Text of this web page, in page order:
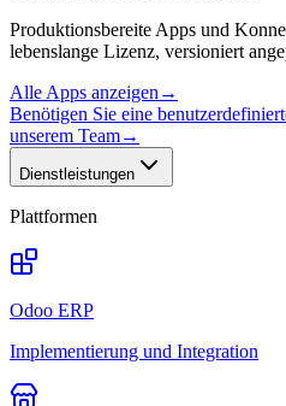
Produktionsbereite Apps und
lebenslange Lizenz, versioniert
Alle Apps anzeigen →
Benötigen Sie eine
unserem Team→
Dienstleistungen
Plattformen
Odoo ERP
Implementierung und Integration